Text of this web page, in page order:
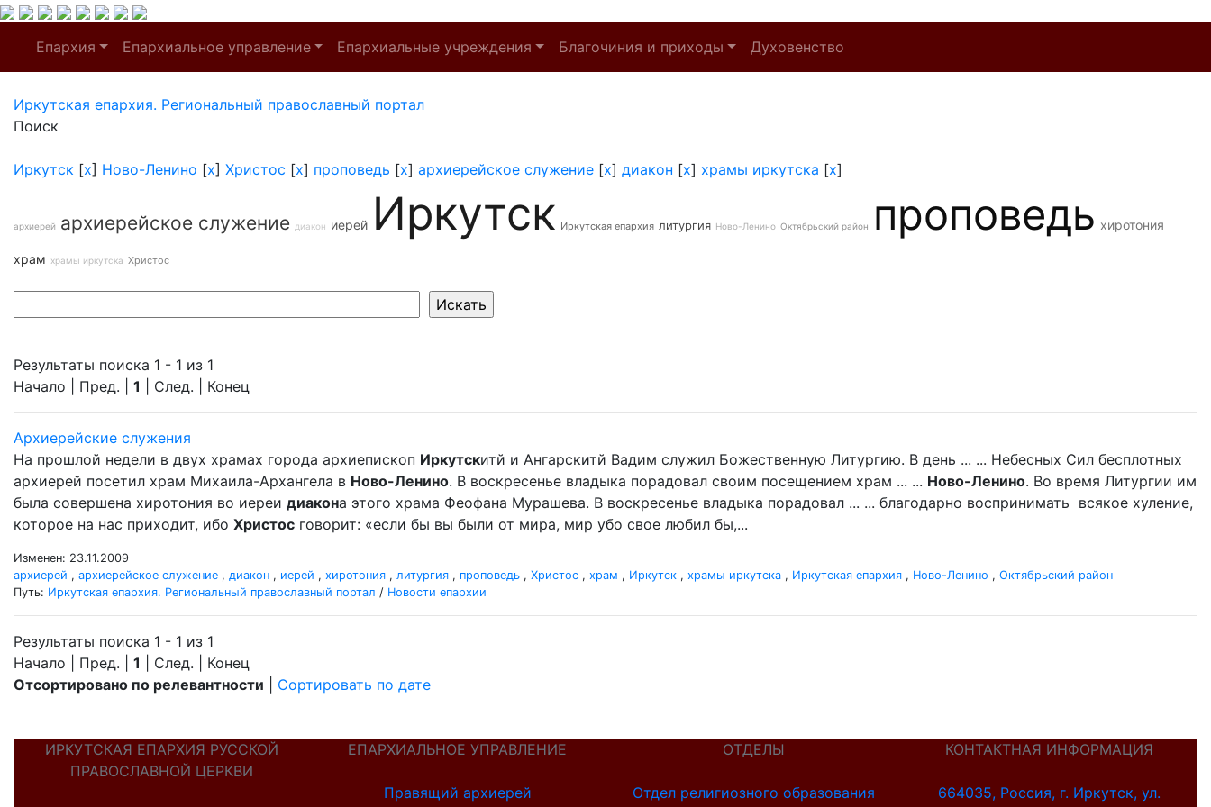
Епархия Епархиальное управление Епархиальные учреждения Благочиния и приходы Духовенство
Иркутская епархия. Региональный православный портал
Поиск
Иркутск [x] Ново-Ленино [x] Христос [x] проповедь [x] архиерейское служение [x] диакон [x] храмы иркутска [x]
архиерей архиерейское служение диакон иерей Иркутск Иркутская епархия литургия Ново-Ленино Октябрьский район проповедь хиротония
храм храмы иркутска Христос
Результаты поиска 1 - 1 из 1
Начало | Пред. | 1 | След. | Конец
Архиерейские служения
На прошлой недели в двух храмах города архиепископ Иркутскитй и Ангарскитй Вадим служил Божественную Литургию. В день ... ... Небесных Сил бесплотных
архиерей посетил храм Михаила-Архангела в Ново-Ленино. В воскресенье владыка порадовал своим посещением храм ... ... Ново-Ленино. Во время Литургии им
была совершена хиротония во иереи диакона этого храма Феофана Мурашева. В воскресенье владыка порадовал ... ... благодарно воспринимать всякое хуление,
которое на нас приходит, ибо Христос говорит: «если бы вы были от мира, мир убо свое любил бы,...
Изменен: 23.11.2009
архиерей , архиерейское служение , диакон , иерей , хиротония , литургия , проповедь , Христос , храм , Иркутск , храмы иркутска , Иркутская епархия , Ново-Ленино , Октябрьский район
Путь: Иркутская епархия. Региональный православный портал / Новости епархии
Результаты поиска 1 - 1 из 1
Начало | Пред. | 1 | След. | Конец
Отсортировано по релевантности
Сортировать по дате
ИРКУТСКАЯ ЕПАРХИЯ РУССКОЙ
ПРАВОСЛАВНОЙ ЦЕРКВИ
ЕПАРХИАЛЬНОЕ УПРАВЛЕНИЕ
Правящий архиерей
ОТДЕЛЫ
Отдел религиозного образования
КОНТАКТНАЯ ИНФОРМАЦИЯ
664035, Россия, г. Иркутск, ул.